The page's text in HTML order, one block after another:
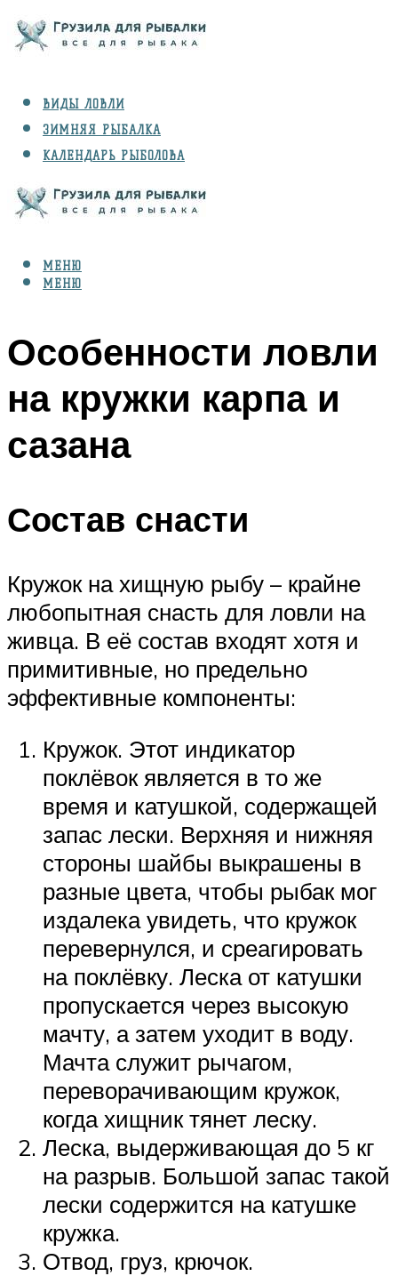
ВИДЫ ЛОВЛИ
ЗИМНЯЯ РЫБАЛКА
КАЛЕНДАРЬ РЫБОЛОВА
СНАРЯЖЕНИЕ
МЕНЮ
МЕНЮ
Особенности ловли
на кружки карпа и
сазана
Состав снасти
Кружок на хищную рыбу – крайне
любопытная снасть для ловли на
живца. В её состав входят хотя и
примитивные, но предельно
эффективные компоненты:
Кружок. Этот индикатор
поклёвок является в то же
время и катушкой, содержащей
запас лески. Верхняя и нижняя
стороны шайбы выкрашены в
разные цвета, чтобы рыбак мог
издалека увидеть, что кружок
перевернулся, и среагировать
на поклёвку. Леска от катушки
пропускается через высокую
мачту, а затем уходит в воду.
Мачта служит рычагом,
переворачивающим кружок,
когда хищник тянет леску.
Леска, выдерживающая до 5 кг
на разрыв. Большой запас такой
лески содержится на катушке
кружка.
Отвод, груз, крючок.